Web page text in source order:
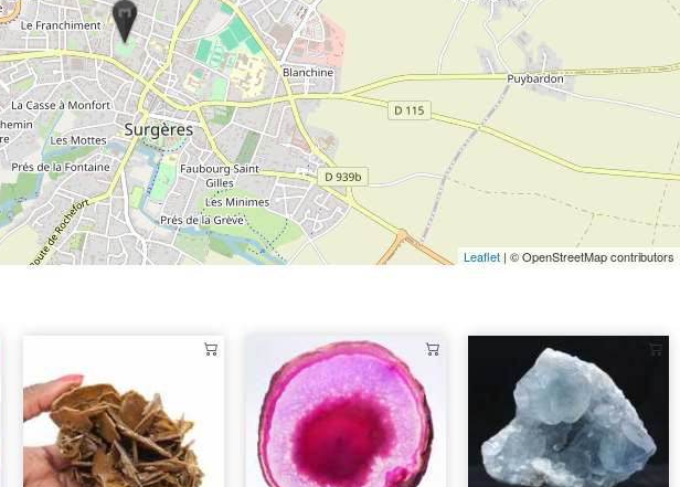
Leaflet | © OpenStreetMap contributors